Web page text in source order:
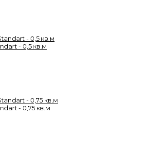
- 0,5 кв.м
- 0,75 кв.м